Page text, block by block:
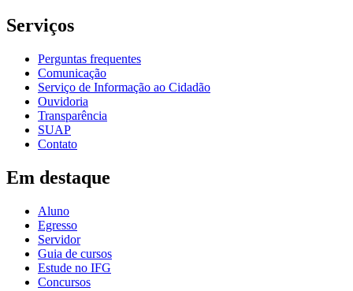
Serviços
Perguntas frequentes
Comunicação
Serviço de Informação ao Cidadão
Ouvidoria
Transparência
SUAP
Contato
Em destaque
Aluno
Egresso
Servidor
Guia de cursos
Estude no IFG
Concursos